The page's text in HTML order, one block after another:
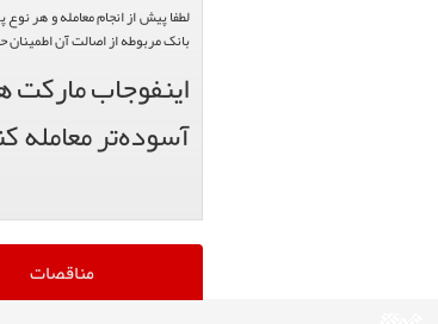
لطفا پیش از انجام معامله و هر
بانک مربوطه از اصالت آن
اینفوجاب مارکت
آسوده‌تر معامله
مناقصات